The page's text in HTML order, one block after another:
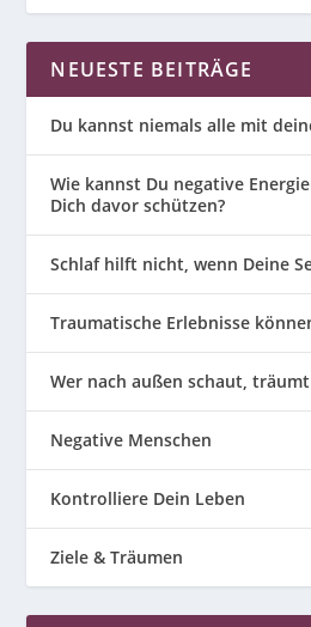
NEUESTE BEITRÄGE
Du kannst niemals alle mit
Wie kannst Du negative
Dich davor schützen?
Schlaf hilft nicht, wenn Deine
Traumatische Erlebnisse
Wer nach außen schaut,
Negative Menschen
Kontrolliere Dein Leben
Ziele & Träumen